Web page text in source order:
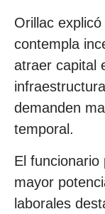
Orillac
contempla
atraer capital
demanden
temporal.
El
mayor
laborales